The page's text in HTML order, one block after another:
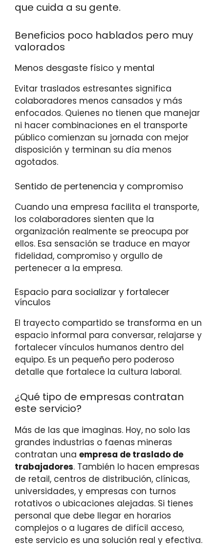
que cuida a su gente.
Beneficios poco hablados pero muy
valorados
Menos desgaste físico y mental
Evitar traslados estresantes significa
colaboradores menos cansados y más
enfocados. Quienes no tienen que manejar
ni hacer combinaciones en el transporte
público comienzan su jornada con mejor
disposición y terminan su día menos
agotados.
Sentido de pertenencia y compromiso
Cuando una empresa facilita el transporte,
los colaboradores sienten que la
organización realmente se preocupa por
ellos. Esa sensación se traduce en mayor
fidelidad, compromiso y orgullo de
pertenecer a la empresa.
Espacio para socializar y fortalecer
vínculos
El trayecto compartido se transforma en un
espacio informal para conversar, relajarse y
fortalecer vínculos humanos dentro del
equipo. Es un pequeño pero poderoso
detalle que fortalece la cultura laboral.
¿Qué tipo de empresas contratan
este servicio?
Más de las que imaginas. Hoy, no solo las
grandes industrias o faenas mineras
contratan una empresa de traslado de
trabajadores. También lo hacen empresas
de retail, centros de distribución, clínicas,
universidades, y empresas con turnos
rotativos o ubicaciones alejadas. Si tienes
personal que debe llegar en horarios
complejos o a lugares de difícil acceso,
este servicio es una solución real y efectiva.